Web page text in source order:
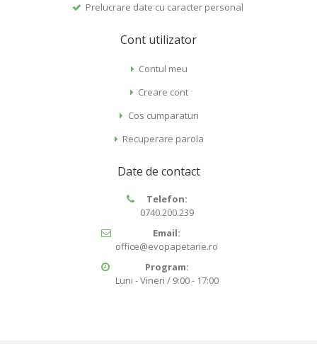
Prelucrare date cu caracter personal
Cont utilizator
Contul meu
Creare cont
Cos cumparaturi
Recuperare parola
Date de contact
Telefon:
0740.200.239
Email:
office@evopapetarie.ro
Program:
Luni - Vineri / 9:00 - 17:00